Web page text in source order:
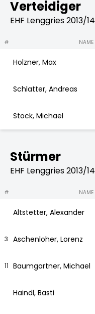
Verteidiger
EHF Lenggries 2013/14
# NAME
Holzner, Max
Schlatter, Andreas
Stock, Michael
Stürmer
EHF Lenggries 2013/14
# NAME
Altstetter, Alexander
3 Aschenloher, Lorenz
11 Baumgartner, Michael
Haindl, Basti